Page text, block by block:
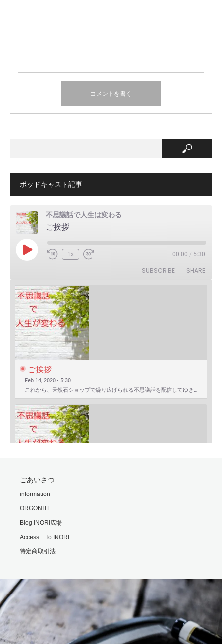
ポッドキャスト記事
不思議話で人生は変わる
ご挨拶
Play
Episode
1x 00:00 / 5:30
SUBSCRIBE SHARE
RSS FEED
SHARE
EMBED
ご挨拶
Feb 14, 2020 • 5:30
これから、天然石ショップで繰り広げられる不思議話を配信してゆきます。 まずは自己紹介を含めたご挨拶か…
モリオンは明智小五郎
勘違いの霊
Feb 25, 2020 • 6:00
霊の世界では時間や形の概念がないといます。 それもまた不便なもんだと思います・・・ ※内容は普段配信…
ごあいさつ
information
ORGONITE
Blog INORI広場
Access To INORI
特定商取引法